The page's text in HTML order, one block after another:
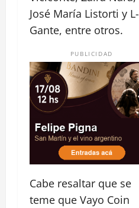
José María Listorti y L-
Gante, entre otros.
PUBLICIDAD
Cabe resaltar que se
teme que Vayo Coin